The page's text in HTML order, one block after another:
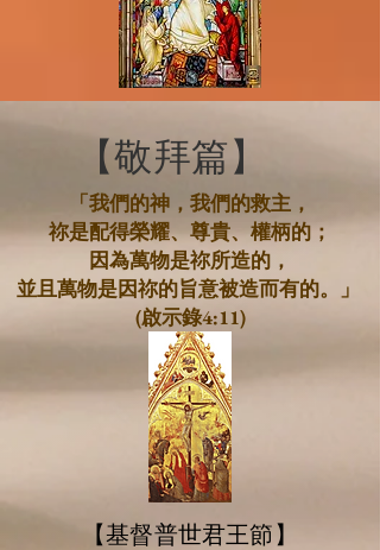
​【敬拜篇】
「我們的神，我們的救主，
祢是配得榮耀、尊貴、權柄的；
因為萬物是祢所造的，
並且萬物是因祢的旨意被造而有的。」
(啟示錄4:11)
【基督普世君王節】